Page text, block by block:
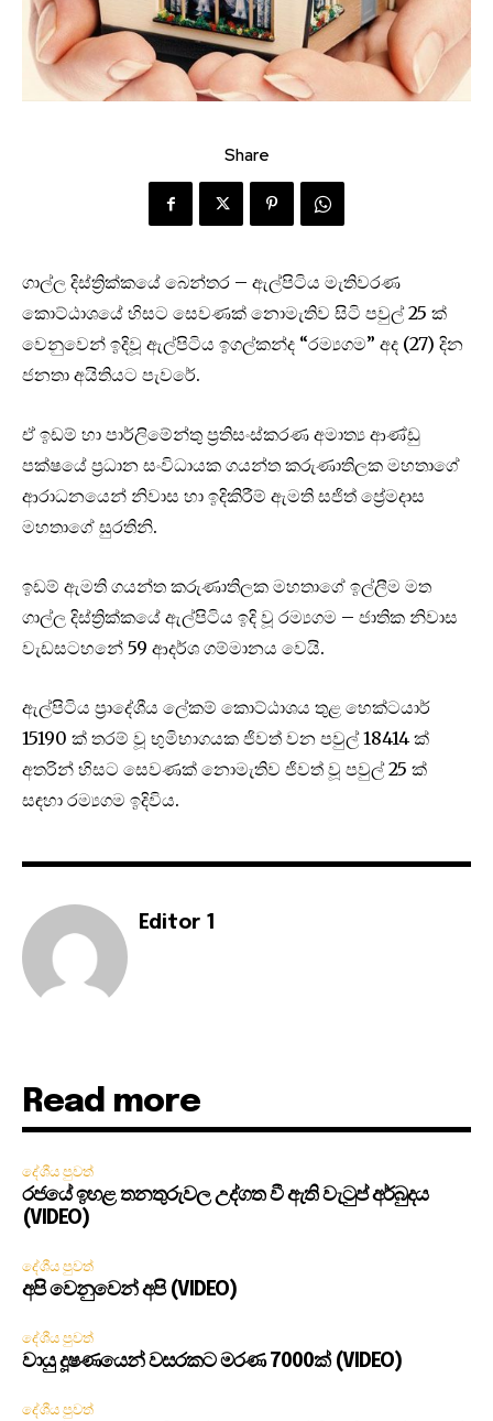
Share
ගාල්ල දිස්ත්‍රික්කයේ බෙන්තර – ඇල්පිටිය මැතිවරණ
කොට්ඨාශයේ හිසට සෙවණක් නොමැතිව සිටි පවුල් 25 ක්
වෙනුවෙන් ඉදිවූ ඇල්පිටිය ඉගල්කන්ද “රම්‍යගම” අද (27) දින
ජනතා අයිතියට පැවරේ.
ඒ ඉඩම් හා පාර්ලි‌‌මේන්තු ප්‍රතිසංස්කරණ අමාත්‍ය ආණ්ඩු
පක්ෂයේ ප්‍රධාන සංවිධායක ගයන්ත කරුණාතිලක මහතාගේ
ආරාධනයෙන් නිවාස හා ඉදිකිරීම් ඇමති සජිත් ප්‍රේමදාස
මහතාගේ සුරතිනි.
ඉඩම් ඇමති ගයන්ත කරුණාතිලක මහතාගේ ඉල්ලීම මත
ගාල්ල දිස්ත්‍රික්කයේ ඇල්පිටිය ඉදි වූ රම්‍යගම – ජාතික නිවාස
වැඩසටහනේ 59 ආදර්ශ ගම්මානය වෙයි.
ඇල්පිටිය ප්‍රාදේශීය ලේකම් කොට්ඨාශය තුළ හෙක්ටයාර්
15190 ක් තරම් වූ භුමිභාගයක ජිවත් වන පවුල් 18414 ක්
අතරින් හිසට සෙවණක් නොමැතිව ජිවත් වූ පවුල් 25 ක්
සඳහා රම්‍යගම ඉදිවිය.
Editor 1
Read more
දේශීය පුවත්
රජයේ ඉහළ තනතුරුවල උද්ගත වී ඇති වැටුප් අර්බුදය
(VIDEO)
දේශීය පුවත්
අපි වෙනුවෙන් අපි (VIDEO)
දේශීය පුවත්
වායු දූෂණයෙන් වසරකට මරණ 7000ක් (VIDEO)
දේශීය පුවත්